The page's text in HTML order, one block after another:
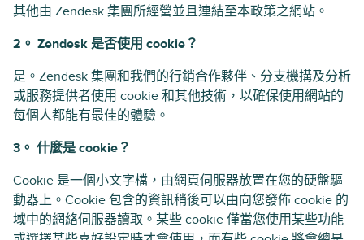
其他由 Zendesk 集團所經營並且連結至本政策之網站。
2。 Zendesk 是否使用 cookie？
是。Zendesk 集團和我們的行銷合作夥伴、分支機搆及分析
或服務提供者使用 cookie 和其他技術，以確保使用網站的
每個人都能有最佳的體驗。
3。 什麼是 cookie？
Cookie 是一個小文字檔，由網頁伺服器放置在您的硬盤驅
動器上。Cookie 包含的資訊稍後可以由向您發佈 cookie 的
域中的網絡伺服器讀取。某些 cookie 僅當您使用某些功能